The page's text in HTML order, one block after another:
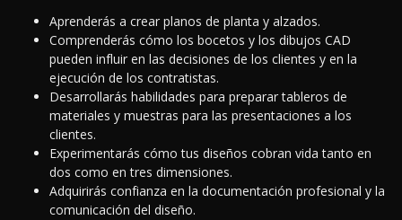
Aprenderás a crear planos de planta y alzados.
Comprenderás cómo los bocetos y los dibujos CAD
pueden influir en las decisiones de los clientes y en la
ejecución de los contratistas.
Desarrollarás habilidades para preparar tableros de
materiales y muestras para las presentaciones a los
clientes.
Experimentarás cómo tus diseños cobran vida tanto en
dos como en tres dimensiones.
Adquirirás confianza en la documentación profesional y la
comunicación del diseño.